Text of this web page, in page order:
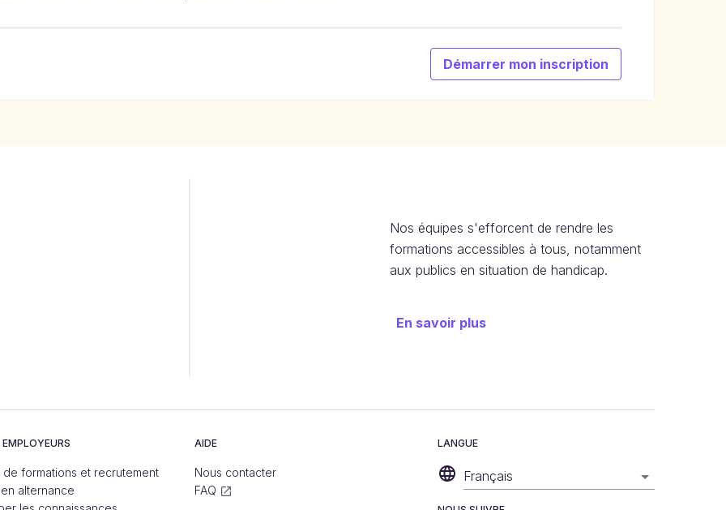
Démarrer mon inscription
Nos équipes s'efforcent de rendre les
formations accessibles à tous, notamment
aux publics en situation de handicap.
En savoir plus
de formations et recrutement
alternance
AIDE
Nous contacter
FAQ
LANGUE
Français